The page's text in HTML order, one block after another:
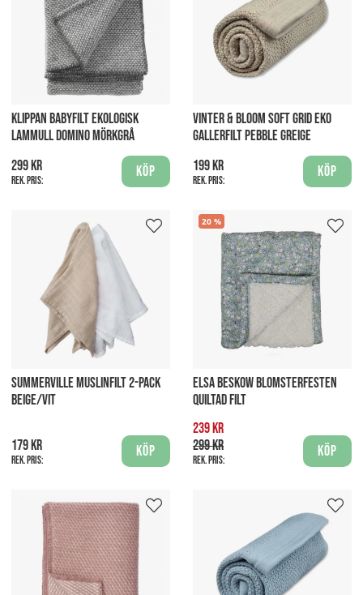
KLIPPAN BABYFILT EKOLOGISK
LAMMULL DOMINO MÖRKGRÅ
299 kr
Rek. pris:
Köp
VINTER & BLOOM SOFT GRID EKO
GALLERFILT PEBBLE GREIGE
199 kr
Rek. pris:
Köp
SUMMERVILLE MUSLINFILT 2-PACK
BEIGE/VIT
179 kr
Rek. pris:
Köp
20
ELSA BESKOW BLOMSTERFESTEN
QUILTAD FILT
239 kr
299 kr
Rek. pris:
Köp